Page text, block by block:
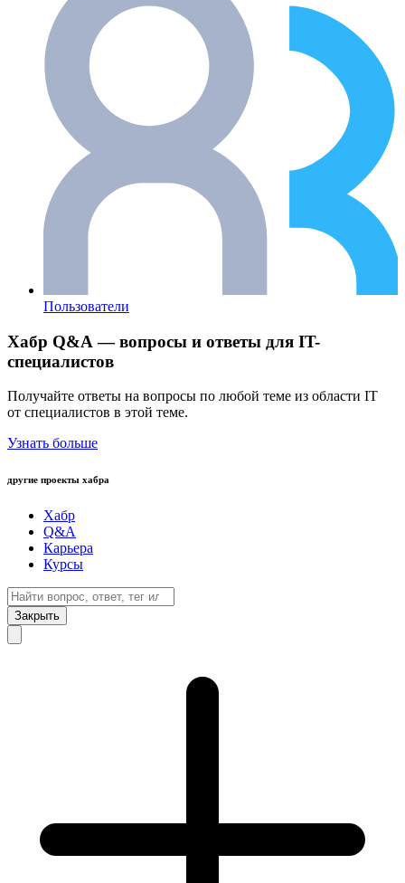
Пользователи
Хабр Q&A — вопросы и ответы для IT-
специалистов
Получайте ответы на вопросы по любой теме из области IT
от специалистов в этой теме.
Узнать больше
другие проекты хабра
Хабр
Q&A
Карьера
Курсы
Закрыть